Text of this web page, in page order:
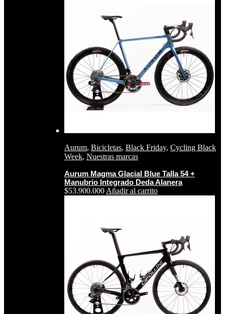
Aurum, Bicicletas, Black Friday, Cycling Black
Week, Nuestras marcas
Aurum Magma Glacial Blue Talla 54 +
Manubrio Integrado Deda Alanera
$53.900.000 Añadir al carrito